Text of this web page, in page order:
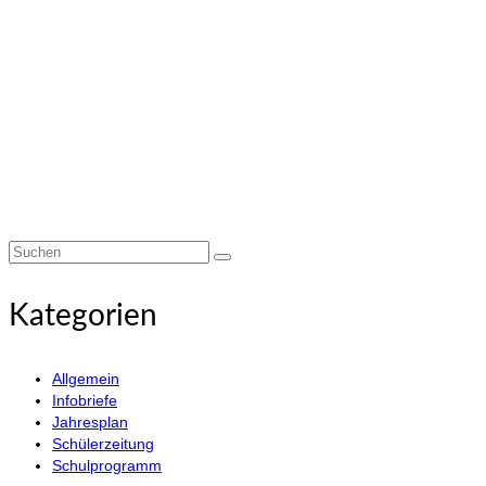
Suchen
Kategorien
Allgemein
Infobriefe
Jahresplan
Schülerzeitung
Schulprogramm